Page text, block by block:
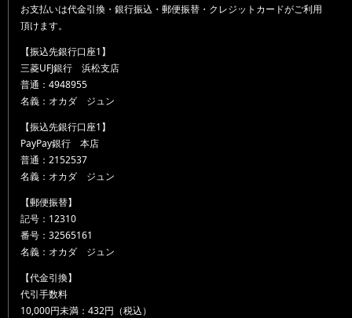
お支払いは代金引換・銀行振込・郵便振替・クレジットカードがご利用
頂けます。
【振込先銀行口座1】
三菱UFJ銀行 浜松支店
普通：4948955
名義：オカダ ジュン
【振込先銀行口座1】
PayPay銀行 本店
普通：2152537
名義：オカダ ジュン
【郵便振替】
記号：12310
番号：32565161
名義：オカダ ジュン
【代金引換】
代引手数料
10,000円未満：432円（税込）